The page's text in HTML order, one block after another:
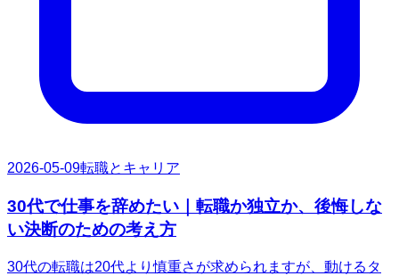
2026-05-09転職とキャリア
30代で仕事を辞めたい｜転職か独立か、後悔しな
い決断のための考え方
30代の転職は20代より慎重さが求められますが、動けるタ